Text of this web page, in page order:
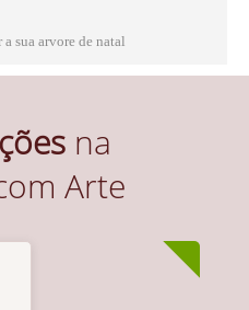
sua arvore de natal
na
Arte